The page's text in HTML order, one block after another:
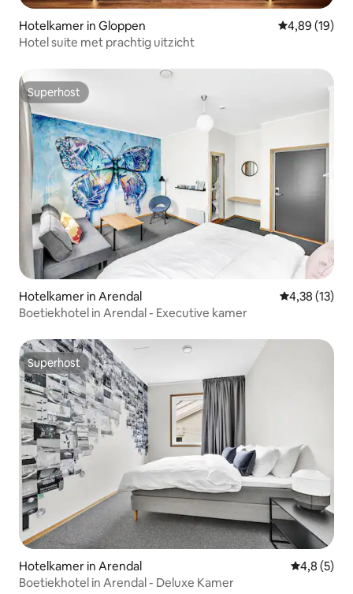
Hotelkamer in Gloppen Gemiddelde
4,89 (19)
Hotel suite met prachtig uitzicht
Superhost
Superhost
Hotelkamer in Arendal Gemiddelde
4,38 (13)
Boetiekhotel in Arendal - Executive kamer
Superhost
Superhost
Hotelkamer in Arendal
4,8 (5)
Boetiekhotel in Arendal - Deluxe Kamer